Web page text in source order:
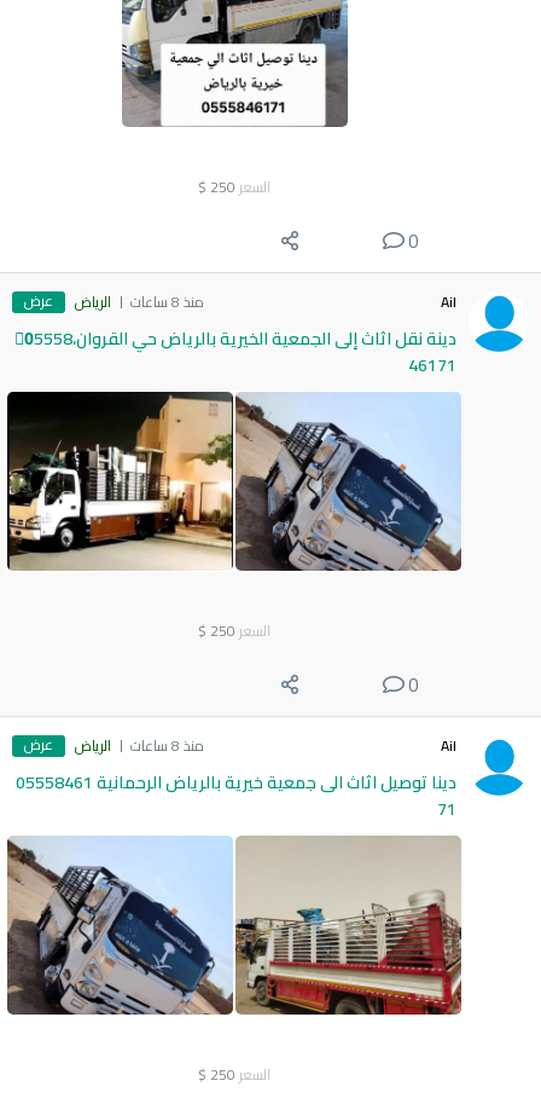
السعر 250
$
0
Ail منذ 8 ساعات الرياض عرض
دينة نقل اثاث إلى الجمعية الخيرية بالرياض حي القروان،0َ5558
46171
السعر 250
$
0
Ail منذ 8 ساعات الرياض عرض
دينا توصيل اثاث الى جمعية خيرية بالرياض الرحمانية 05558461
71
السعر 250
$